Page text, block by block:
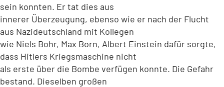
sein konnten. Er tat dies aus
innerer Überzeugung, ebenso wie er nach der Flucht
aus Nazideutschland mit Kollegen
wie Niels Bohr, Max Born, Albert Einstein dafür sorgte,
dass Hitlers Kriegsmaschine nicht
als erste über die Bombe verfügen konnte. Die Gefahr
bestand. Dieselben großen